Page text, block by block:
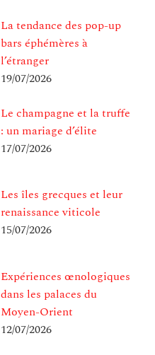
La tendance des pop-up
bars éphémères à
l’étranger
19/07/2026
Le champagne et la truffe
: un mariage d’élite
17/07/2026
Les îles grecques et leur
renaissance viticole
15/07/2026
Expériences œnologiques
dans les palaces du
Moyen-Orient
12/07/2026